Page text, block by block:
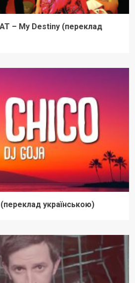
– My Destiny (переклад
українською)